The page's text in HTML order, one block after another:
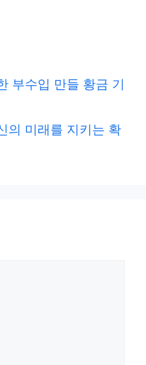
부수입 만들 황금 기
의 미래를 지키는 확